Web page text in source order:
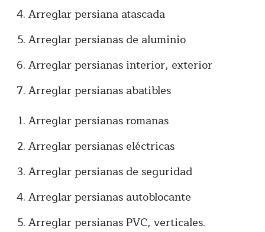
Arreglar persiana atascada
Arreglar persianas de aluminio
Arreglar persianas interior, exterior
Arreglar persianas abatibles
Arreglar persianas romanas
Arreglar persianas eléctricas
Arreglar persianas de seguridad
Arreglar persianas autoblocante
Arreglar persianas PVC, verticales.